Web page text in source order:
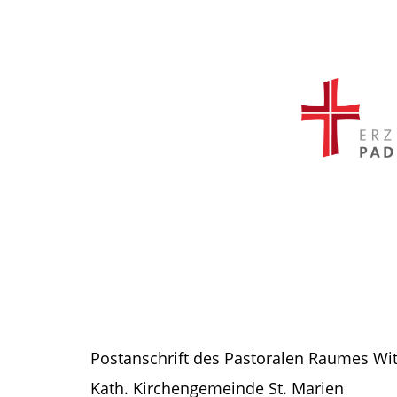
Postanschrift des Pastoralen Raumes
Kath. Kirchengemeinde St. Marien